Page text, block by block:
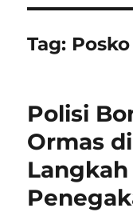
Tag:
Polisi
Ormas
Langkah